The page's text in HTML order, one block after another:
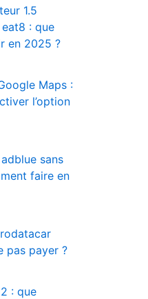
1.5
: que
en 2025 ?
Maps :
l’option
sans
faire en
pas payer ?
: que